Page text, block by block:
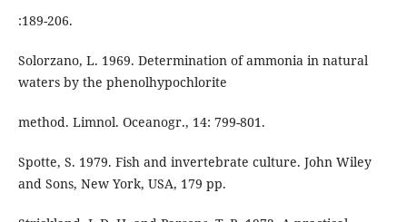
:189-206.
Solorzano, L. 1969. Determination of ammonia in natural
waters by the phenolhypochlorite
method. Limnol. Oceanogr., 14: 799-801.
Spotte, S. 1979. Fish and invertebrate culture. John Wiley
and Sons, New York, USA, 179 pp.